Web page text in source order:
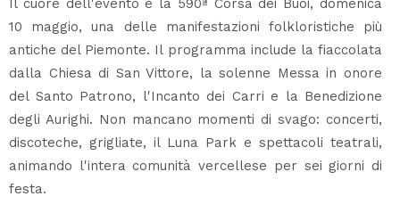
Il cuore dell'evento è la 590ª Corsa dei Buoi, domenica
10 maggio, una delle manifestazioni folkloristiche più
antiche del Piemonte. Il programma include la fiaccolata
dalla Chiesa di San Vittore, la solenne Messa in onore
del Santo Patrono, l'Incanto dei Carri e la Benedizione
degli Aurighi. Non mancano momenti di svago: concerti,
discoteche, grigliate, il Luna Park e spettacoli teatrali,
animando l'intera comunità vercellese per sei giorni di
festa.